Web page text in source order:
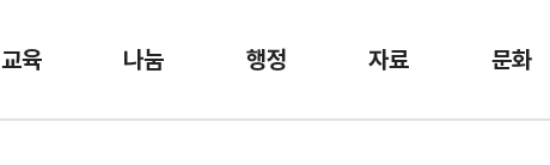
교육 나눔 행정 자료 문화